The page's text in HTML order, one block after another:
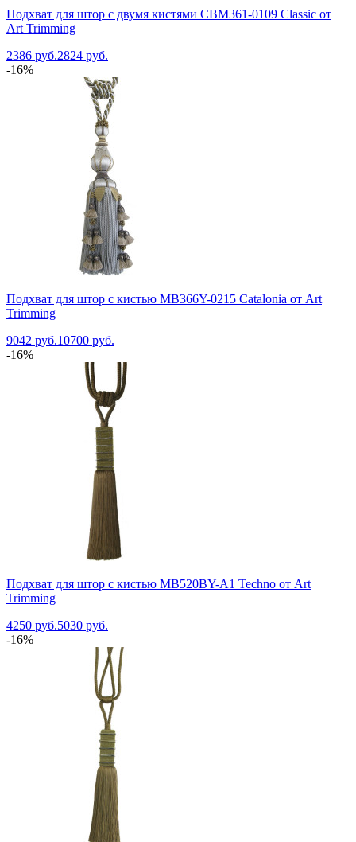
Подхват для штор с двумя кистями CBM361-0109 Classic от
Art Trimming
2386 руб.2824 руб.
-16%
Подхват для штор с кистью MB366Y-0215 Catalonia от Art
Trimming
9042 руб.10700 руб.
-16%
Подхват для штор с кистью MB520BY-A1 Techno от Art
Trimming
4250 руб.5030 руб.
-16%